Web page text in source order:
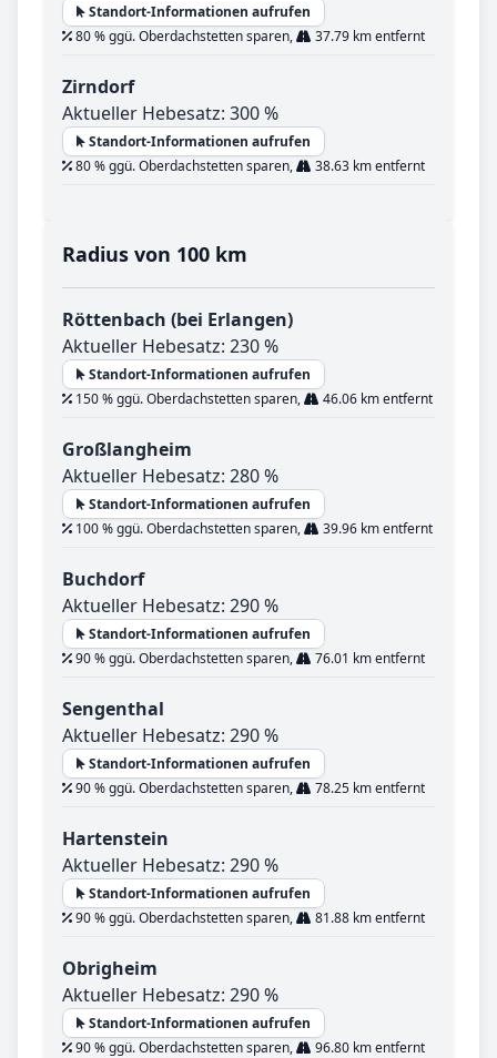
Standort-Informationen aufrufen
80 % ggü. Oberdachstetten sparen,
37.79 km entfernt
Zirndorf
Aktueller Hebesatz: 300 %
Standort-Informationen aufrufen
80 % ggü. Oberdachstetten sparen,
38.63 km entfernt
Radius von 100 km
Röttenbach (bei Erlangen)
Aktueller Hebesatz: 230 %
Standort-Informationen aufrufen
150 % ggü. Oberdachstetten sparen,
46.06 km entfernt
Großlangheim
Aktueller Hebesatz: 280 %
Standort-Informationen aufrufen
100 % ggü. Oberdachstetten sparen,
39.96 km entfernt
Buchdorf
Aktueller Hebesatz: 290 %
Standort-Informationen aufrufen
90 % ggü. Oberdachstetten sparen,
76.01 km entfernt
Sengenthal
Aktueller Hebesatz: 290 %
Standort-Informationen aufrufen
90 % ggü. Oberdachstetten sparen,
78.25 km entfernt
Hartenstein
Aktueller Hebesatz: 290 %
Standort-Informationen aufrufen
90 % ggü. Oberdachstetten sparen,
81.88 km entfernt
Obrigheim
Aktueller Hebesatz: 290 %
Standort-Informationen aufrufen
90 % ggü. Oberdachstetten sparen,
96.80 km entfernt